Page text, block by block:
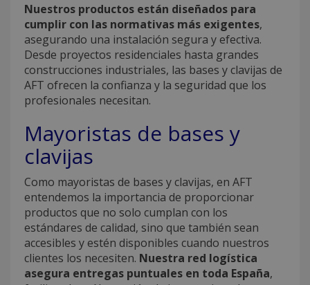
Nuestros productos están diseñados para
cumplir con las normativas más exigentes,
asegurando una instalación segura y efectiva.
Desde proyectos residenciales hasta grandes
construcciones industriales, las bases y clavijas de
AFT ofrecen la confianza y la seguridad que los
profesionales necesitan.
Mayoristas de bases y
clavijas
Como mayoristas de bases y clavijas, en AFT
entendemos la importancia de proporcionar
productos que no solo cumplan con los
estándares de calidad, sino que también sean
accesibles y estén disponibles cuando nuestros
clientes los necesiten. Nuestra red logística
asegura entregas puntuales en toda España,